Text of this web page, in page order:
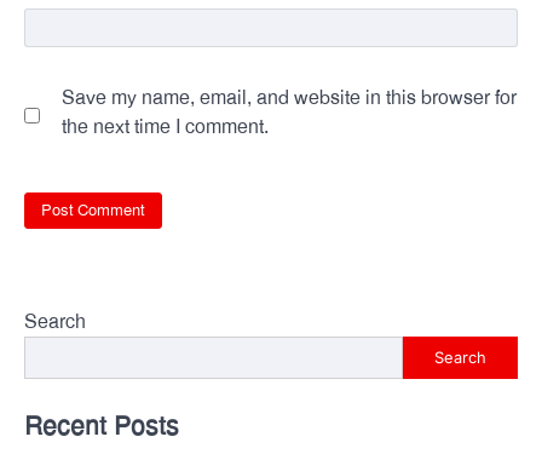
Save my name, email, and website in this browser for
the next time I comment.
Search
Search
Recent Posts